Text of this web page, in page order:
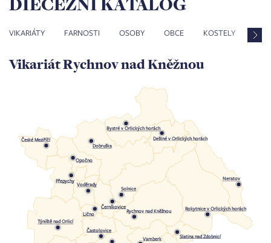
VIKARIÁTY FARNOSTI OSOBY OBCE KOSTELY
Vikariát Rychnov nad Kněžnou
Rychnov nad Kněžnou
Slatina nad Zdobnicí
Týniště nad Orlicí
České Meziříčí
Častolovice
Dobruška
Vamberk
Opočno
Neratov
Solnice
Rokytnice v Orlických horách
Lično
Černíkovice
Voděrady
Přepychy
Deštné v Orlických horách
Bystré v Orlických horách